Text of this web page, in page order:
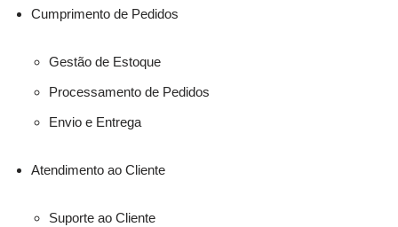
Cumprimento de Pedidos
Gestão de Estoque
Processamento de Pedidos
Envio e Entrega
Atendimento ao Cliente
Suporte ao Cliente